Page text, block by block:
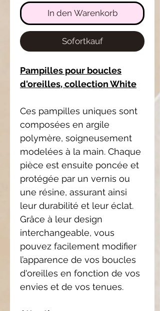
In den Warenkorb
Sofortkauf
Pampilles pour boucles
d'oreilles, collection White
Ces pampilles uniques sont
composées en argile
polymère, soigneusement
modelées à la main. Chaque
pièce est ensuite poncée et
protégée par un vernis ou
une résine, assurant ainsi
leur durabilité et leur éclat.
Grâce à leur design
interchangeable, vous
pouvez facilement modifier
l’apparence de vos boucles
d'oreilles en fonction de vos
envies et de vos tenues.